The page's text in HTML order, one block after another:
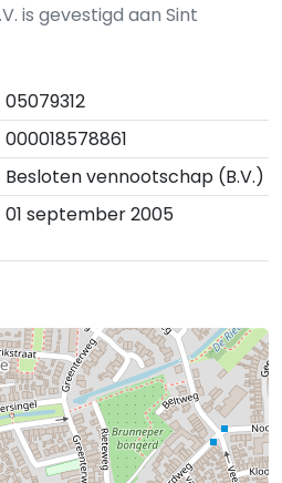
is gevestigd aan Sint
05079312
000018578861
Besloten vennootschap (B.V.)
01 september 2005